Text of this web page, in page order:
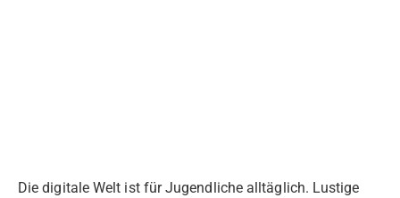
Die digitale Welt ist für Jugendliche alltäglich. Lustige